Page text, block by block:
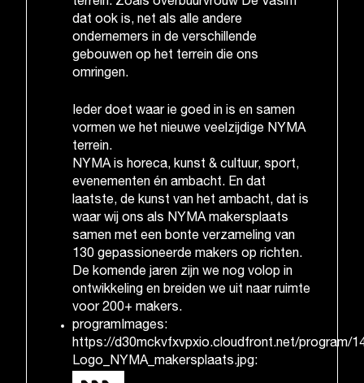
dat ook is, net als alle andere
ondernemers in de verschillende
gebouwen op het terrein die ons
omringen.
Ieder doet waar ie goed in is en samen
vormen we het nieuwe veelzijdige NYMA
terrein.
NYMA is horeca, kunst & cultuur, sport,
evenementen én ambacht. En dat
laatste, de kunst van het ambacht, dat is
waar wij ons als NYMA makersplaats
samen met een bonte verzameling van
130 gepassioneerde makers op richten.
De komende jaren zijn we nog volop in
ontwikkeling en breiden we uit naar ruimte
voor 200+ makers.
programImages:
https://d30mckvfxvpxio.cloudfront.net/program/
Logo_NYMA_makersplaats.jpg: